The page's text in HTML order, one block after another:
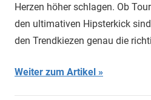
Herzen höher schlagen. Ob
den ultimativen Hipsterkick
den Trendkiezen genau die
Weiter zum Artikel